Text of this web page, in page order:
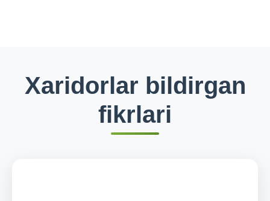
Xaridorlar bildirgan
fikrlari